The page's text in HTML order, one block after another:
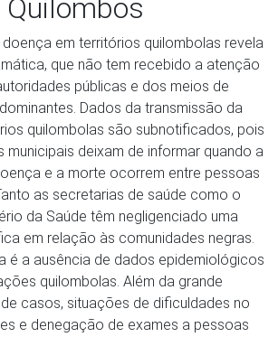
Quilombos
doença em territórios quilombolas revela
que não tem recebido a atenção
públicas e dos meios de
Dados da transmissão da
quilombolas são subnotificados, pois
municipais deixam de informar quando a
e a morte ocorrem entre pessoas
as secretarias de saúde como o
da Saúde têm negligenciado uma
em relação às comunidades negras.
é a ausência de dados epidemiológicos
quilombolas. Além da grande
casos, situações de dificuldades no
e denegação de exames a pessoas